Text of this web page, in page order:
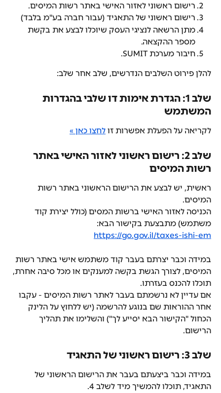
רישום ראשוני לאזור האישי באתר רשות המיסים.
רישום ראשוני של התאגיד (עבור חברה בע"מ בלבד)
מתן הרשאה לנציגי העסק שיוכלו לבצע את בקשת
מספר ההקצאה.
חיבור מערכת SUMIT.
להלן פירוט השלבים הנדרשים, שלב אחר שלב:
שלב 1: הגדרת אימות דו שלבי בהגדרות
המשתמש
לקריאה על הפעלת אפשרות זו לחצו כאן »
שלב 2: רישום ראשוני לאזור האישי באתר
רשות המיסים
ראשית, יש לבצע את הרישום הראשוני באתר רשות
המיסים.
הכניסה לאזור האישי ברשות המסים (כולל יצירת קוד
משתמש) מתבצעת בקישור הבא:
https://go.gov.il/taxes-ishi-em
במידה וכבר יצרתם בעבר קוד משתמש אישי באתר רשות
המיסים, לצורך הגשת בקשה למענקים או מכל סיבה אחרת,
תוכלו להכנס בעזרתו.
אם עדיין לא נרשמתם בעבר לאתר רשות המיסים - עקבו
אחר ההוראות שם בנוגע להרשמה (יש ללחוץ על הלינק
הכחול "הקישור הבא יסייע לך") והשלימו את תהליך
הרישום.
שלב 3: רישום ראשוני של התאגיד
במידה וכבר ביצעתם בעבר את הרישום הראשוני של
התאגיד, תוכלו להמשיך מיד לשלב 4.